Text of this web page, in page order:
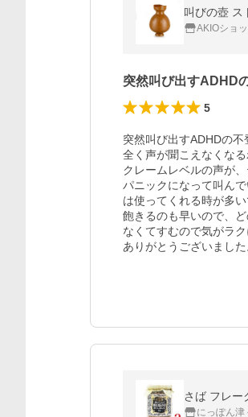
AKIOショ
突然叫び出すADHD
5
突然叫び出すADHDの不
全く声が聞こえなくな
クレームレベルの声が
パニックになって叫ん
は使ってくれる時が多い
飽きるのも早いので、
なくてすむので気がラク
ありがとうございました
さば フレー
にっぽん津